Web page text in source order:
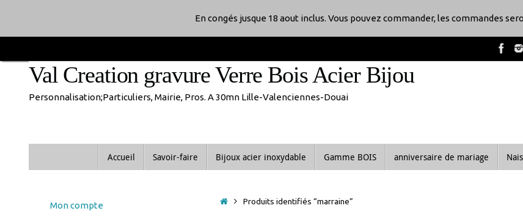
contenuVal Creation gravure Verre Bois Acier Bijou
Personnalisation;Particuliers, Mairie, Pros. A 30mn Lille-Valenciennes-Douai
Produits identifiés “marraine”
marraine
Mon compte
Catégories de produits